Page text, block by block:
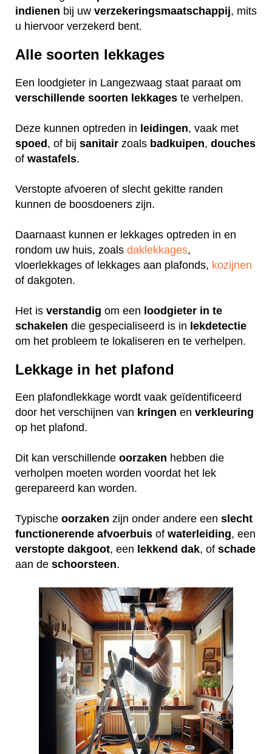
indienen bij uw verzekeringsmaatschappij, mits
u hiervoor verzekerd bent.
Alle soorten lekkages
Een loodgieter in Langezwaag staat paraat om
verschillende soorten lekkages te verhelpen.
Deze kunnen optreden in leidingen, vaak met
spoed, of bij sanitair zoals badkuipen, douches
of wastafels.
Verstopte afvoeren of slecht gekitte randen
kunnen de boosdoeners zijn.
Daarnaast kunnen er lekkages optreden in en
rondom uw huis, zoals daklekkages,
vloerlekkages of lekkages aan plafonds, kozijnen
of dakgoten.
Het is verstandig om een loodgieter in te
schakelen die gespecialiseerd is in lekdetectie
om het probleem te lokaliseren en te verhelpen.
Lekkage in het plafond
Een plafondlekkage wordt vaak geïdentificeerd
door het verschijnen van kringen en verkleuring
op het plafond.
Dit kan verschillende oorzaken hebben die
verholpen moeten worden voordat het lek
gerepareerd kan worden.
Typische oorzaken zijn onder andere een slecht
functionerende afvoerbuis of waterleiding, een
verstopte dakgoot, een lekkend dak, of schade
aan de schoorsteen.